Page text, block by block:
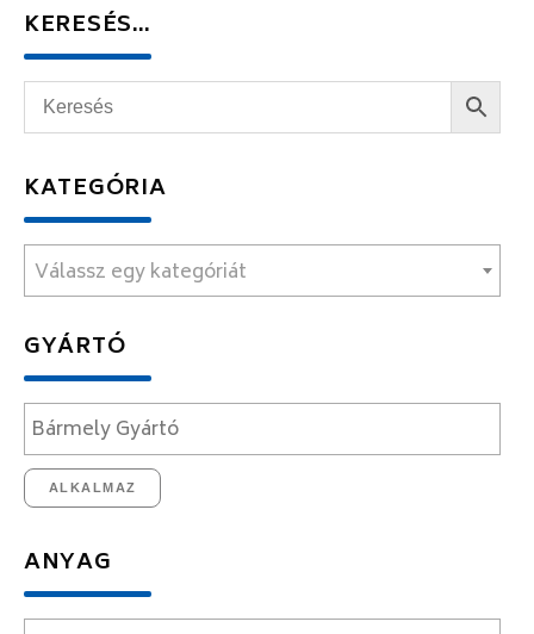
KERESÉS…
KATEGÓRIA
Válassz egy kategóriát
GYÁRTÓ
ALKALMAZ
ANYAG